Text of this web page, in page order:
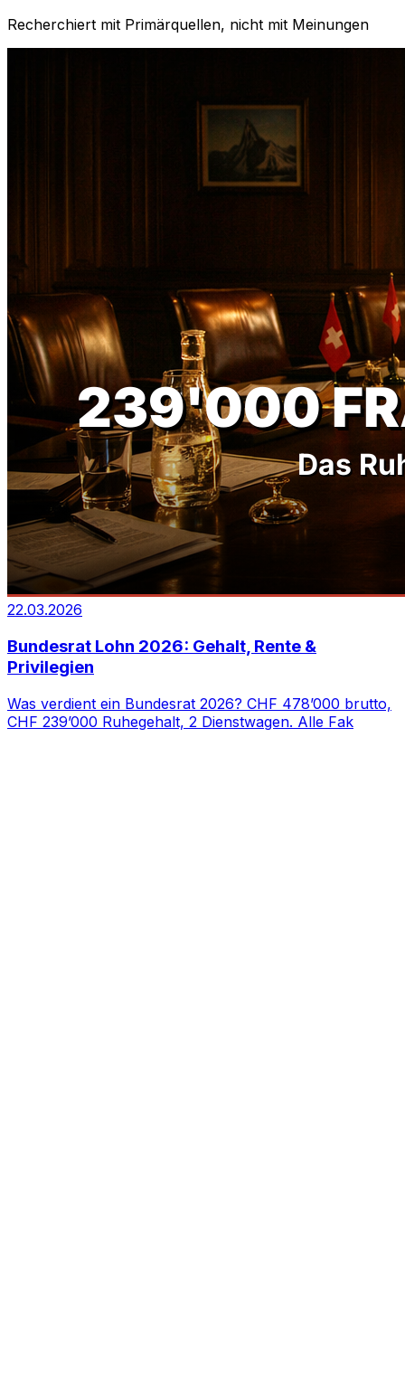
Recherchiert mit Primärquellen, nicht mit Meinungen
22.03.2026
Bundesrat Lohn 2026: Gehalt, Rente &
Privilegien
Was verdient ein Bundesrat 2026? CHF 478’000 brutto,
CHF 239’000 Ruhegehalt, 2 Dienstwagen. Alle Fak